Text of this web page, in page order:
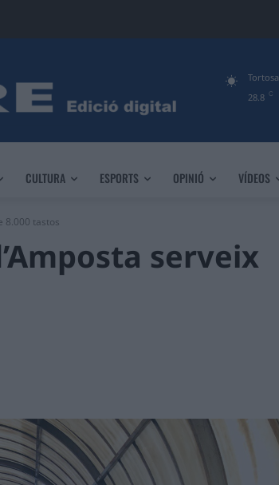
28.8 C
Tortosa
CULTURA ESPORTS OPINIÓ VÍDEOS
8.000 tastos
serveix